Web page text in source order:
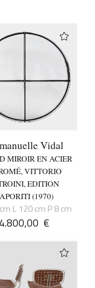
Vidal
MIROIR EN ACIER
VITTORIO
EDITION
(1970)
L 120 cm P 8 cm
4.800,00 €